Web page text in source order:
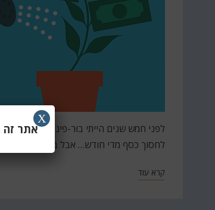
לפני חמש שנים הייתי בוּר-פיננסי מוחלט
לחסוך כסף מדי חודש… אבל בסוף הסתבר
קרא עוד
אתר זה
X